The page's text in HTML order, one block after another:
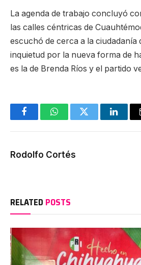
La agenda de trabajo concluyó
las calles céntricas de
escuchó de cerca a la ciudadanía
inquietud por la nueva forma de
es la de Brenda Ríos y el partido
FacebookWhatsAppTwitter
Rodolfo Cortés
RELATED POSTS